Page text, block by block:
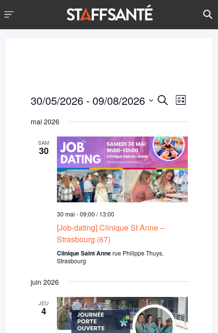
Recherche
de
vues
Évènements
Recherche
vues
Liste
30/05/2026 - 09/08/2026
date.
mai 2026
SAM
30
30 mai - 09:00 /13:00
[Job-dating] Clinique St Anne –
Strasbourg (67)
Clinique Saint Annerue Philippe Thuys,
Strasbourg
juin 2026
JEU
4